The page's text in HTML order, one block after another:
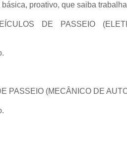
proativo, que saiba
DE PASSEIO
PASSEIO (MECÂNICO DE